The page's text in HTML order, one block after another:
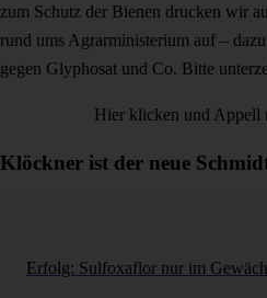
zum Schutz der Bienen drucken wir
rund ums Agrarministerium auf –
gegen Glyphosat und Co. Bitte
Hier klicken und Appell
Klöckner ist der neue
Erfolg: Sulfoxaflor nur im